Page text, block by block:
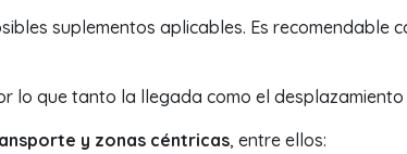
suplementos aplicables. Es recomendable
lo que tanto la llegada como el
y zonas céntricas, entre ellos: